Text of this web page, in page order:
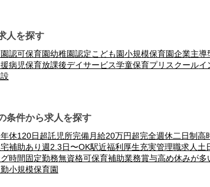
人を探す
認可保育園幼稚園認定こども園小規模保育園企業主導
病児保育放課後デイサービス学童保育プリスクールイ
条件から求人を探す
年休120日超託児所完備月給20万円超完全週休二日制高
補助あり週2.3日〜OK駅近福利厚生充実管理職求人 土
時間固定勤務無資格可保育補助業務賞与高め休みが多
小規模保育園